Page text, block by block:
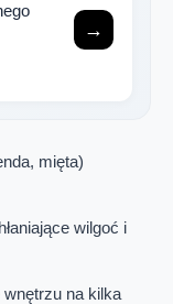
→
mięta)
wilgoć i
na kilka